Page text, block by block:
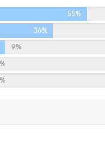
로미터 떨어진 곳, 란
그 남자는 정치 무대에
에, 갇혀 있는 그의 정
은 요소들이 미화되
일으켜 독일을 양면
민들은 전쟁뿐 아니라
표자들에게 돌렸다는
통 신화’의 힘을 상징하
55%
36%
9%